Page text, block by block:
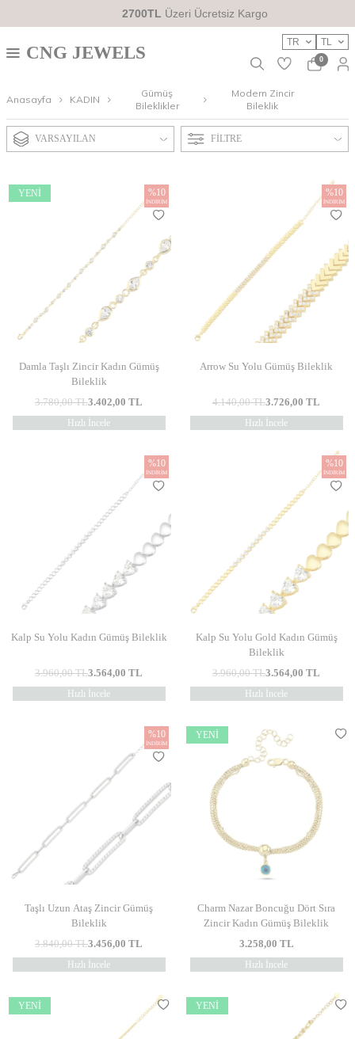
2700TLÜzeri Ücretsiz Kargo
TR TL
CNG JEWELS 0
Anasayfa KADIN
Gümüş
Bileklikler
Modern Zincir
Bileklik
FILTRE
VARSAYILAN
YENI %10
İNDIRIM
Damla Taşlı Zincir Kadın Gümüş
Bileklik
3.780,00TL3.402,00 TL
Hızlı İncele
%10
İNDIRIM
Arrow Su Yolu Gümüş Bileklik
4.140,00TL3.726,00 TL
Hızlı İncele
%10
İNDIRIM
Kalp Su Yolu Kadın Gümüş Bileklik
3.960,00TL3.564,00 TL
Hızlı İncele
%10
İNDIRIM
Kalp Su Yolu Gold Kadın Gümüş
Bileklik
3.960,00TL3.564,00 TL
Hızlı İncele
%10
İNDIRIM
Taşlı Uzun Ataş Zincir Gümüş
Bileklik
3.840,00TL3.456,00 TL
Hızlı İncele
YENI
Charm Nazar Boncuğu Dört Sıra
Zincir Kadın Gümüş Bileklik
3.258,00 TL
Hızlı İncele
YENI YENI